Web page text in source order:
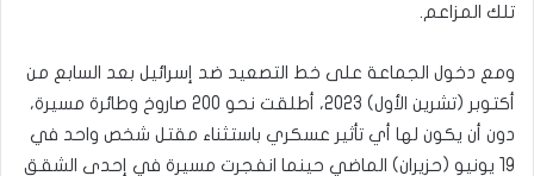
تلك المزاعم.
ومع دخول الجماعة على خط التصعيد ضد إسرائيل بعد السابع من
أكتوبر (تشرين الأول) 2023، أطلقت نحو 200 صاروخ وطائرة مسيرة،
دون أن يكون لها أي تأثير عسكري باستثناء مقتل شخص واحد في
19 يونيو (حزيران) الماضي حينما انفجرت مسيرة في إحدى الشقق